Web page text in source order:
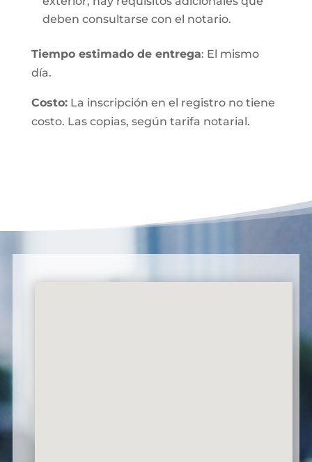
deben consultarse con el notario.
Tiempo estimado de entrega: El mismo
día.
Costo:La inscripción en el registro no tiene
costo. Las copias, según tarifa notarial.